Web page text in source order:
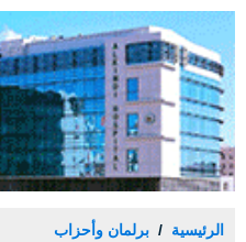
الرئيسية برلمان وأحزاب